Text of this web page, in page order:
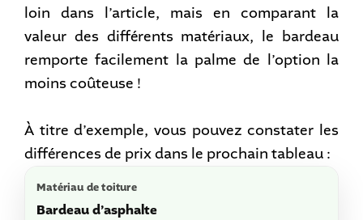
loin dans l’article, mais en comparant la
valeur des différents matériaux, le bardeau
remporte facilement la palme de l’option la
moins coûteuse !
À titre d’exemple, vous pouvez constater les
différences de prix dans le prochain tableau :
Bardeau d’asphalte